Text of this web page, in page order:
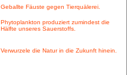
Geballte Fäuste gegen Tierquälerei.
Phytoplankton produziert zumindest die
Hälfte unseres Sauerstoffs.
Verwurzele die Natur in die Zukunft hinein.